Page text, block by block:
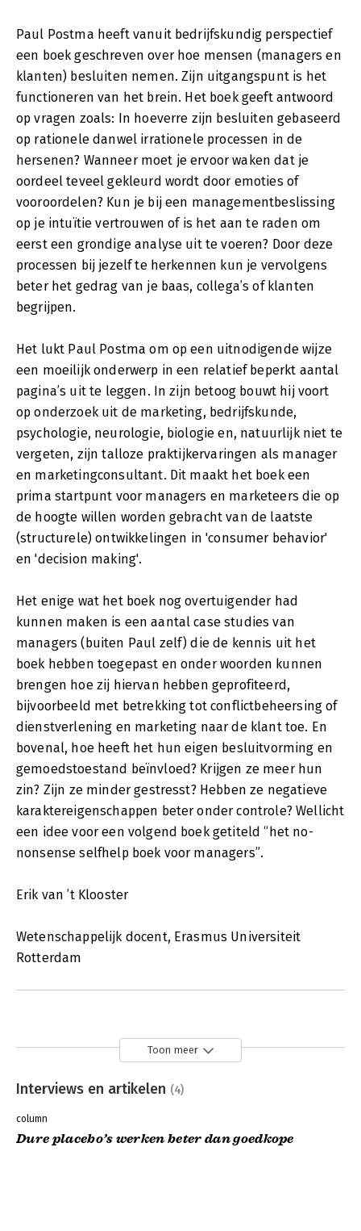
Paul Postma heeft vanuit bedrijfskundig perspectief
een boek geschreven over hoe mensen (managers en
klanten) besluiten nemen. Zijn uitgangspunt is het
functioneren van het brein. Het boek geeft antwoord
op vragen zoals: In hoeverre zijn besluiten gebaseerd
op rationele danwel irrationele processen in de
hersenen? Wanneer moet je ervoor waken dat je
oordeel teveel gekleurd wordt door emoties of
vooroordelen? Kun je bij een managementbeslissing
op je intuïtie vertrouwen of is het aan te raden om
eerst een grondige analyse uit te voeren? Door deze
processen bij jezelf te herkennen kun je vervolgens
beter het gedrag van je baas, collega’s of klanten
begrijpen.
Het lukt Paul Postma om op een uitnodigende wijze
een moeilijk onderwerp in een relatief beperkt aantal
pagina’s uit te leggen. In zijn betoog bouwt hij voort
op onderzoek uit de marketing, bedrijfskunde,
psychologie, neurologie, biologie en, natuurlijk niet te
vergeten, zijn talloze praktijkervaringen als manager
en marketingconsultant. Dit maakt het boek een
prima startpunt voor managers en marketeers die op
de hoogte willen worden gebracht van de laatste
(structurele) ontwikkelingen in 'consumer behavior'
en 'decision making'.
Het enige wat het boek nog overtuigender had
kunnen maken is een aantal case studies van
managers (buiten Paul zelf) die de kennis uit het
boek hebben toegepast en onder woorden kunnen
brengen hoe zij hiervan hebben geprofiteerd,
bijvoorbeeld met betrekking tot conflictbeheersing of
dienstverlening en marketing naar de klant toe. En
bovenal, hoe heeft het hun eigen besluitvorming en
gemoedstoestand beïnvloed? Krijgen ze meer hun
zin? Zijn ze minder gestresst? Hebben ze negatieve
karaktereigenschappen beter onder controle? Wellicht
een idee voor een volgend boek getiteld “het no-
nonsense selfhelp boek voor managers”.
Erik van ’t Klooster
Wetenschappelijk docent, Erasmus Universiteit
Rotterdam
Toon meer
Interviews en artikelen (4)
column
Dure placebo’s werken beter dan goedkope